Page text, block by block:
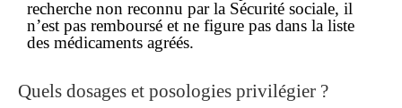
recherche non reconnu par la Sécurité sociale, il
n’est pas remboursé et ne figure pas dans la liste
des médicaments agréés.
Quels dosages et posologies privilégier ?